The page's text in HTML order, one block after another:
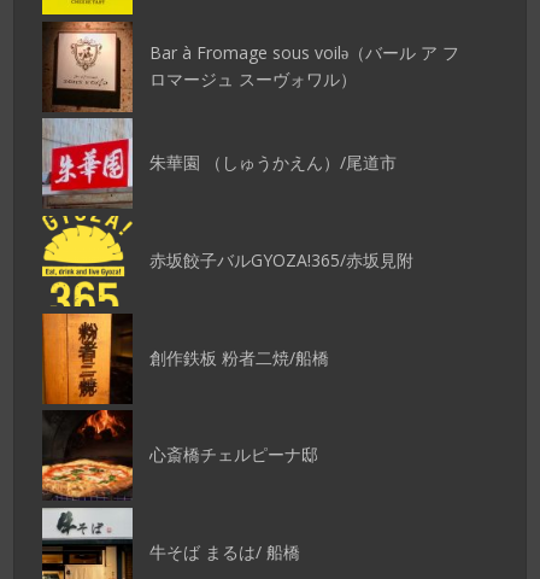
Bar à Fromage sous voilǝ（バール ア フ
ロマージュ スーヴォワル）
朱華園 （しゅうかえん）/尾道市
赤坂餃子バルGYOZA!365/赤坂見附
創作鉄板 粉者二焼/船橋
心斎橋チェルピーナ邸
牛そば まるは/ 船橋